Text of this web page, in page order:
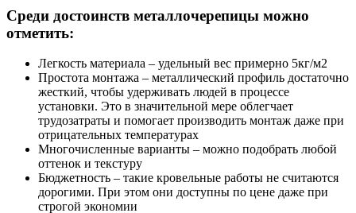
Среди достоинств металлочерепицы можно
отметить:
Легкость материала – удельный вес примерно 5кг/м2
Простота монтажа – металлический профиль достаточно
жесткий, чтобы удерживать людей в процессе
установки. Это в значительной мере облегчает
трудозатраты и помогает производить монтаж даже при
отрицательных температурах
Многочисленные варианты – можно подобрать любой
оттенок и текстуру
Бюджетность – такие кровельные работы не считаются
дорогими. При этом они доступны по цене даже при
строгой экономии